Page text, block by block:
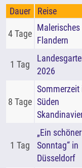
Dauer Reise
4 Tage
Malerisches
Flandern
1 Tag
2026
8 Tage
Sommerzeit
Süden
1 Tag
„Ein schöner
Sonntag“ in
Düsseldorf